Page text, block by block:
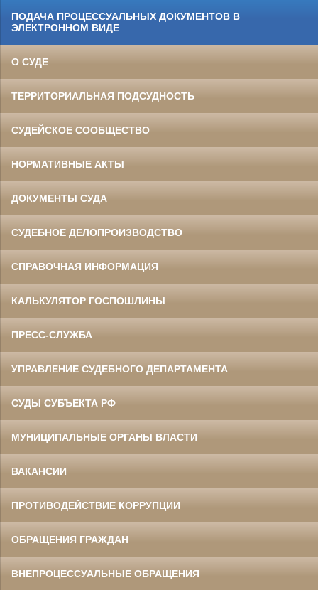
ПОДАЧА ПРОЦЕССУАЛЬНЫХ ДОКУМЕНТОВ В
ЭЛЕКТРОННОМ ВИДЕ
О СУДЕ
ТЕРРИТОРИАЛЬНАЯ ПОДСУДНОСТЬ
СУДЕЙСКОЕ СООБЩЕСТВО
НОРМАТИВНЫЕ АКТЫ
ДОКУМЕНТЫ СУДА
СУДЕБНОЕ ДЕЛОПРОИЗВОДСТВО
СПРАВОЧНАЯ ИНФОРМАЦИЯ
КАЛЬКУЛЯТОР ГОСПОШЛИНЫ
ПРЕСС-СЛУЖБА
УПРАВЛЕНИЕ СУДЕБНОГО ДЕПАРТАМЕНТА
СУДЫ СУБЪЕКТА РФ
МУНИЦИПАЛЬНЫЕ ОРГАНЫ ВЛАСТИ
ВАКАНСИИ
ПРОТИВОДЕЙСТВИЕ КОРРУПЦИИ
ОБРАЩЕНИЯ ГРАЖДАН
ВНЕПРОЦЕССУАЛЬНЫЕ ОБРАЩЕНИЯ